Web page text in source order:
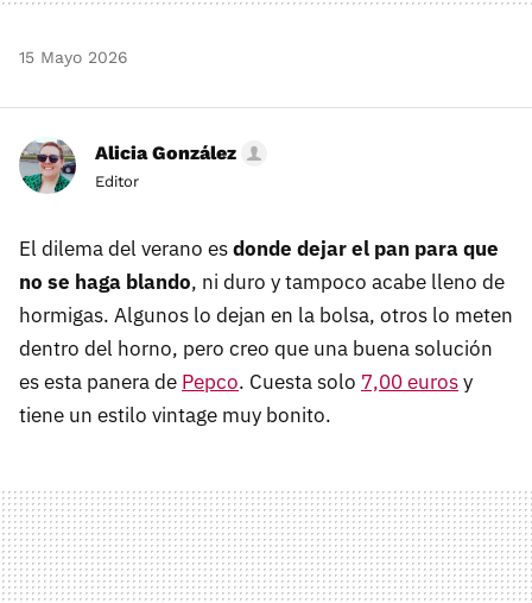
15 Mayo 2026
Alicia González
Editor
El dilema del verano esdonde dejar el pan para que
no se haga blando, ni duro y tampoco acabe lleno de
hormigas. Algunos lo dejan en la bolsa, otros lo meten
dentro del horno, pero creo que una buena solución
es esta panera de Pepco. Cuesta solo 7,00 eurosy
tiene un estilo vintage muy bonito.